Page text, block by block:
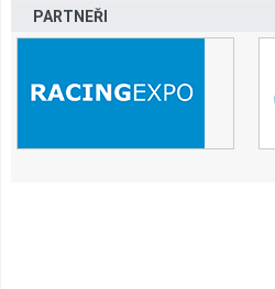
PARTNEŘI